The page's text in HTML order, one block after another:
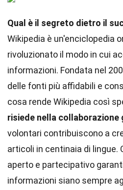
Qual è il segreto dietro il
Wikipedia è un'enciclopedia
rivoluzionato il modo in cui
informazioni. Fondata nel
delle fonti più affidabili e
cosa rende Wikipedia così
risiede nella collaborazione
volontari contribuiscono a
articoli in centinaia di lingue.
aperto e partecipativo
informazioni siano sempre